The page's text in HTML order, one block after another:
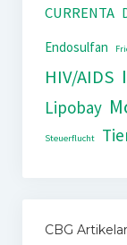
CURRENTA
Endosulfan
HIV/AIDS
Lipobay
Steuerflucht
CBG